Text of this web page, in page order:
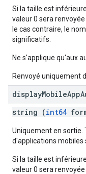
Si la taille est
valeur 0 sera
le cas contraire, le
significatifs.
Ne s'applique qu'aux
Renvoyé uniquement
displayMobileApp
string (int64
Uniquement en sortie.
d'applications mobiles
Si la taille est
valeur 0 sera